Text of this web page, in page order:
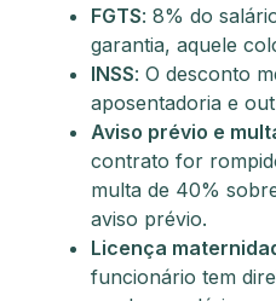
FGTS: 8% do
garantia, aquele
INSS: O desconto
aposentadoria e
Aviso prévio e
contrato for
multa de 40%
aviso prévio.
Licença
funcionário tem